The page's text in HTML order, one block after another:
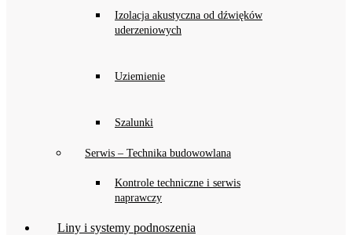
Izolacja akustyczna od dźwięków
uderzeniowych
Uziemienie
Szalunki
Serwis – Technika budowowlana
Kontrole techniczne i serwis
naprawczy
Liny i systemy podnoszenia